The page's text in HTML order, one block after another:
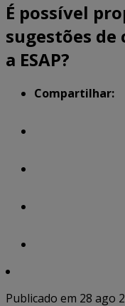
É possível
sugestões de
a ESAP?
Compartilhar:
Publicado em 28 ago